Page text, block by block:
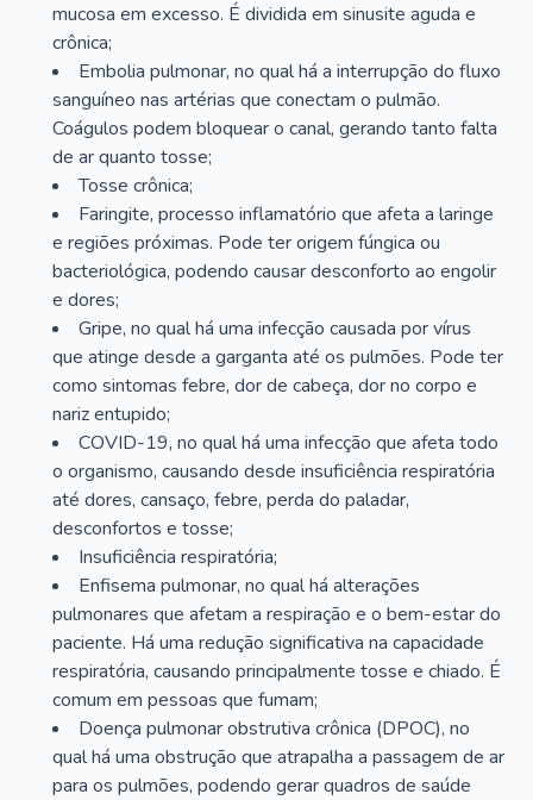
mucosa em excesso. É dividida em sinusite aguda e
crônica;
Embolia pulmonar, no qual há a interrupção do fluxo
sanguíneo nas artérias que conectam o pulmão.
Coágulos podem bloquear o canal, gerando tanto falta
de ar quanto tosse;
Tosse crônica;
Faringite, processo inflamatório que afeta a laringe
e regiões próximas. Pode ter origem fúngica ou
bacteriológica, podendo causar desconforto ao engolir
e dores;
Gripe, no qual há uma infecção causada por vírus
que atinge desde a garganta até os pulmões. Pode ter
como sintomas febre, dor de cabeça, dor no corpo e
nariz entupido;
COVID-19, no qual há uma infecção que afeta todo
o organismo, causando desde insuficiência respiratória
até dores, cansaço, febre, perda do paladar,
desconfortos e tosse;
Insuficiência respiratória;
Enfisema pulmonar, no qual há alterações
pulmonares que afetam a respiração e o bem-estar do
paciente. Há uma redução significativa na capacidade
respiratória, causando principalmente tosse e chiado. É
comum em pessoas que fumam;
Doença pulmonar obstrutiva crônica (DPOC), no
qual há uma obstrução que atrapalha a passagem de ar
para os pulmões, podendo gerar quadros de saúde